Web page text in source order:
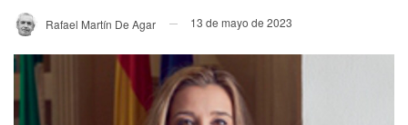
Rafael Martín De Agar 13 de mayo de 2023